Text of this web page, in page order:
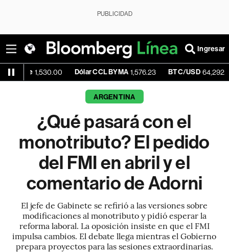
PUBLICIDAD
Ingresar
1,530.00 Dólar CCL BYMA 1,576.23 BTC/USD 64,292.00 -
ARGENTINA
¿Qué pasará con el
monotributo? El pedido
del FMI en abril y el
comentario de Adorni
El jefe de Gabinete se refirió a las versiones sobre
modificaciones al monotributo y pidió esperar la
reforma laboral. La oposición insiste en que el FMI
impulsa cambios. El debate llega mientras el Gobierno
prepara proyectos para las sesiones extraordinarias.